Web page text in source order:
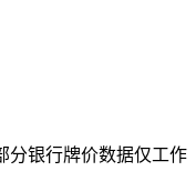
分银行牌价数据仅工作